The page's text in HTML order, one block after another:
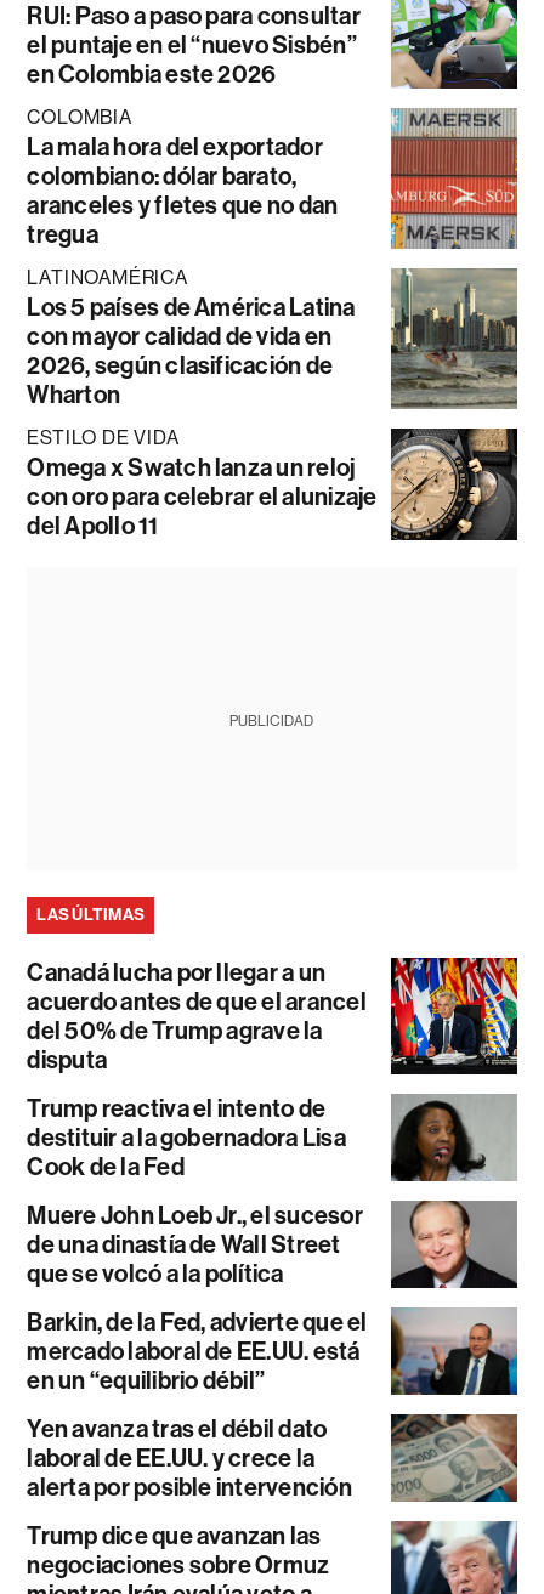
RUI: Paso a paso para consultar
el puntaje en el “nuevo Sisbén”
en Colombia este 2026
COLOMBIA
La mala hora del exportador
colombiano: dólar barato,
aranceles y fletes que no dan
tregua
LATINOAMÉRICA
Los 5 países de América Latina
con mayor calidad de vida en
2026, según clasificación de
Wharton
ESTILO DE VIDA
Omega x Swatch lanza un reloj
con oro para celebrar el alunizaje
del Apollo 11
PUBLICIDAD
LAS ÚLTIMAS
Canadá lucha por llegar a un
acuerdo antes de que el arancel
del 50% de Trump agrave la
disputa
Trump reactiva el intento de
destituir a la gobernadora Lisa
Cook de la Fed
Muere John Loeb Jr., el sucesor
de una dinastía de Wall Street
que se volcó a la política
Barkin, de la Fed, advierte que el
mercado laboral de EE.UU. está
en un “equilibrio débil”
Yen avanza tras el débil dato
laboral de EE.UU. y crece la
alerta por posible intervención
Trump dice que avanzan las
negociaciones sobre Ormuz